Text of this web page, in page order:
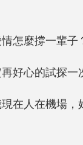
怎麼撐一輩子
心的試探一
人在機場，